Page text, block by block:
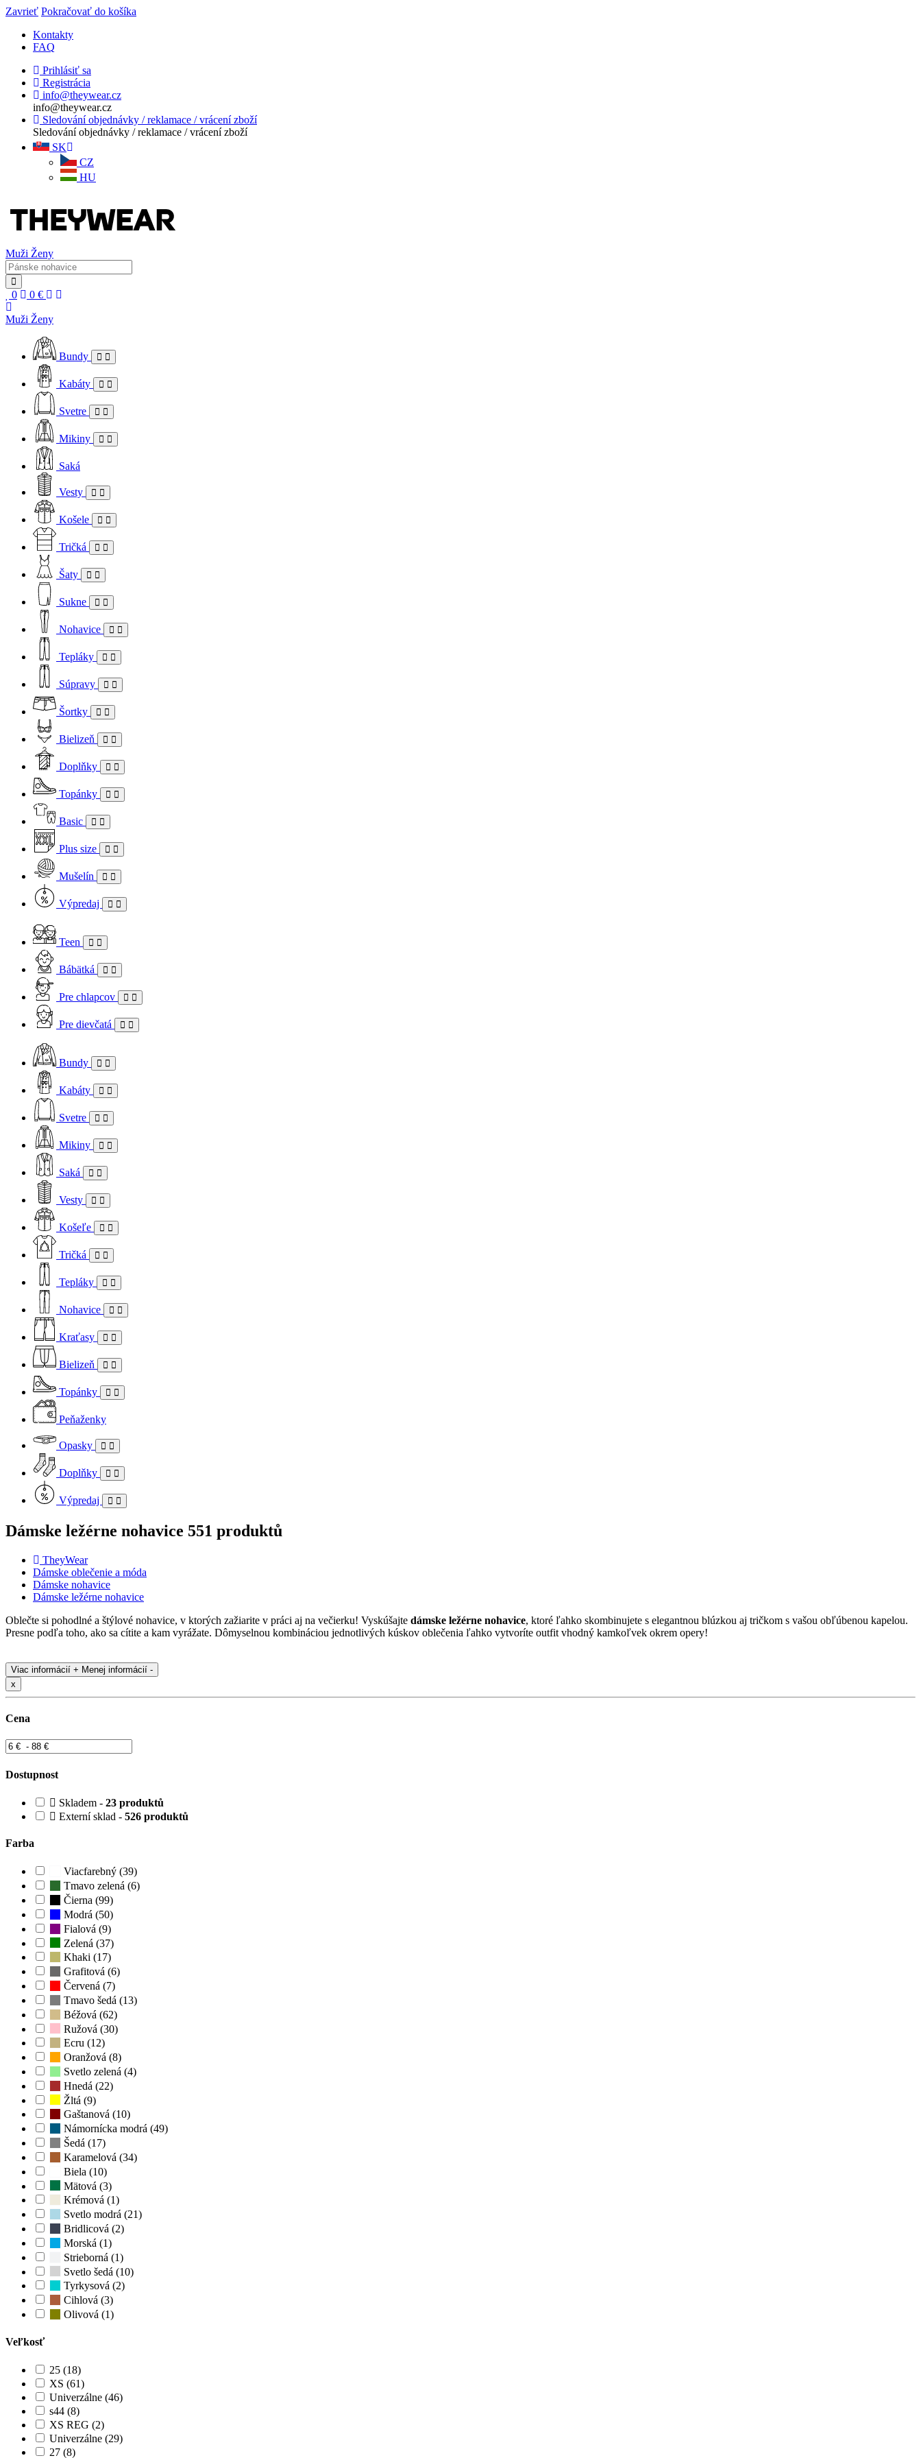
Zavrieť Pokračovať do košíka
Kontakty
FAQ
Prihlásiť sa
Registrácia
info@theywear.cz
info@theywear.cz
Sledování objednávky / reklamace / vrácení zboží
Sledování objednávky / reklamace / vrácení zboží
SK
CZ
HU
Muži Ženy
0 0 €
Muži Ženy
Bundy
Kabáty
Svetre
Mikiny
Saká
Vesty
Košele
Tričká
Šaty
Sukne
Nohavice
Tepláky
Súpravy
Šortky
Bielizeň
Doplňky
Topánky
Basic
Plus size
Mušelín
Výpredaj
Teen
Bábätká
Pre chlapcov
Pre dievčatá
Bundy
Kabáty
Svetre
Mikiny
Saká
Vesty
Košeľe
Tričká
Tepláky
Nohavice
Kraťasy
Bielizeň
Topánky
Peňaženky
Opasky
Doplňky
Výpredaj
Dámske ležérne nohavice 551 produktů
TheyWear
Dámske oblečenie a móda
Dámske nohavice
Dámske ležérne nohavice
Oblečte si pohodlné a štýlové nohavice, v ktorých zažiarite v práci aj na večierku! Vyskúšajte dámske ležérne nohavice, ktoré ľahko skombinujete s elegantnou blúzkou aj tričkom s vašou obľúbenou kapelou.
Presne podľa toho, ako sa cítite a kam vyrážate. Dômyselnou kombináciou jednotlivých kúskov oblečenia ľahko vytvoríte outfit vhodný kamkoľvek okrem opery!
Viac informácií + Menej informácií -
x
Cena
Dostupnost
Skladem - 23 produktů
Externí sklad - 526 produktů
Farba
Viacfarebný (39)
Tmavo zelená (6)
Čierna (99)
Modrá (50)
Fialová (9)
Zelená (37)
Khaki (17)
Grafitová (6)
Červená (7)
Tmavo šedá (13)
Béžová (62)
Ružová (30)
Ecru (12)
Oranžová (8)
Svetlo zelená (4)
Hnedá (22)
Žltá (9)
Gaštanová (10)
Námornícka modrá (49)
Šedá (17)
Karamelová (34)
Biela (10)
Mätová (3)
Krémová (1)
Svetlo modrá (21)
Bridlicová (2)
Morská (1)
Strieborná (1)
Svetlo šedá (10)
Tyrkysová (2)
Cihlová (3)
Olivová (1)
Veľkosť
25 (18)
XS (61)
Univerzálne (46)
s44 (8)
XS REG (2)
Univerzálne (29)
27 (8)